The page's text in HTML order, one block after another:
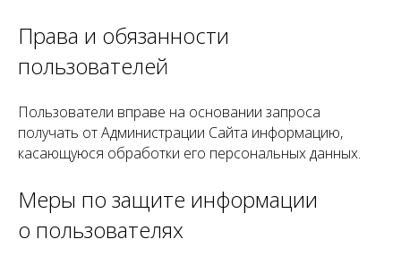
Права и обязанности
пользователей
Пользователи вправе на основании запроса
получать от Администрации Сайта информацию,
касающуюся обработки его персональных данных.
Меры по защите информации
о пользователях